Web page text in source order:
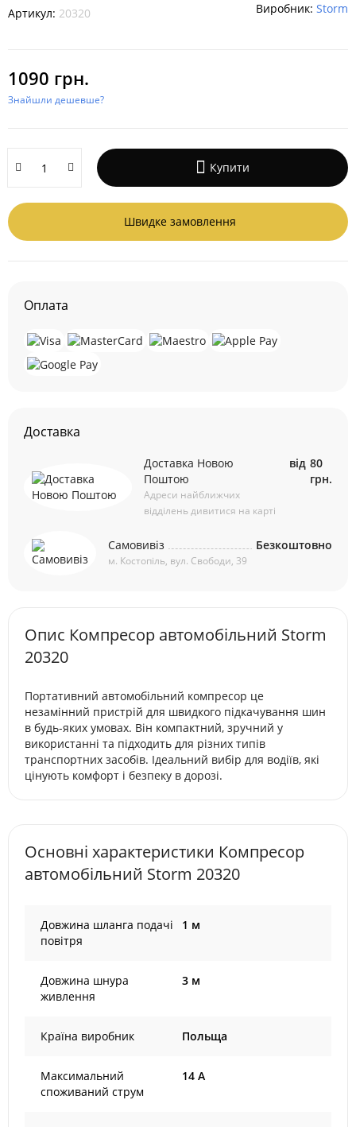
Артикул: 20320 Виробник: Storm
1090 грн.
Знайшли дешевше?
Купити
Швидке замовлення
Оплата
Доставка
Доставка Новою
Поштою
Адреси найближчих
відділень дивитися на карті
від 80
грн.
Самовивіз
м. Костопіль, вул. Свободи, 39
Безкоштовно
Опис Компресор автомобільний Storm
20320
Портативний автомобільний компресор це
незамінний пристрій для швидкого підкачування шин
в будь-яких умовах. Він компактний, зручний у
використанні та підходить для різних типів
транспортних засобів. Ідеальний вибір для водіїв, які
цінують комфорт і безпеку в дорозі.
Основні характеристики Компресор
автомобільний Storm 20320
Довжина шланга подачі
повітря
1 м
Довжина шнура
живлення
3 м
Країна виробник Польща
Максимальний
споживаний струм
14 А